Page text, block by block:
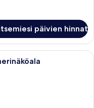
päivien hinnat
jossa on sänky,